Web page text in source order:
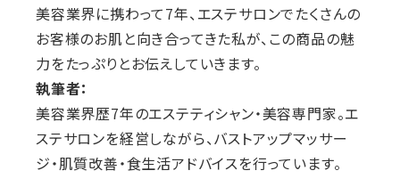
美容業界に携わって7年、エステサロンでたくさんの
お客様のお肌と向き合ってきた私が、この商品の魅
力をたっぷりとお伝えしていきます。
執筆者：
美容業界歴7年のエステティシャン・美容専門家。エ
ステサロンを経営しながら、バストアップマッサー
ジ・肌質改善・食生活アドバイスを行っています。